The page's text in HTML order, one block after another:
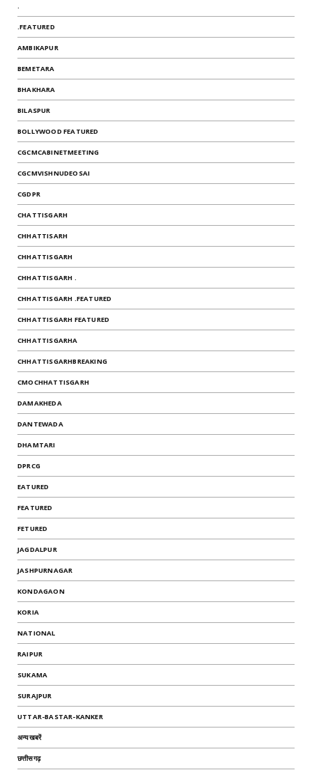
.FEATURED
AMBIKAPUR
BEMETARA
BHAKHARA
BILASPUR
BOLLYWOOD FEATURED
CGCMCABINETMEETING
CGCMVISHNUDEOSAI
CGDPR
CHATTISGARH
CHHATTISARH
CHHATTISGARH
CHHATTISGARH .
CHHATTISGARH .FEATURED
CHHATTISGARH FEATURED
CHHATTISGARHA
CHHATTISGARHBREAKING
CMOCHHATTISGARH
DAMAKHEDA
DANTEWADA
DHAMTARI
DPRCG
EATURED
FEATURED
FETURED
JAGDALPUR
JASHPURNAGAR
KONDAGAON
KORIA
NATIONAL
RAIPUR
SUKAMA
SURAJPUR
UTTAR-BASTAR-KANKER
अन्यखबरें
छत्तीसगढ़